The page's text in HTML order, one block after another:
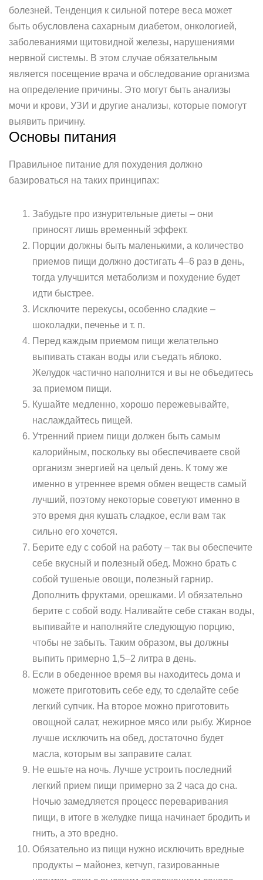
болезней. Тенденция к сильной потере веса может
быть обусловлена сахарным диабетом, онкологией,
заболеваниями щитовидной железы, нарушениями
нервной системы. В этом случае обязательным
является посещение врача и обследование организма
на определение причины. Это могут быть анализы
мочи и крови, УЗИ и другие анализы, которые помогут
выявить причину.
Основы питания
Правильное питание для похудения должно
базироваться на таких принципах:
Забудьте про изнурительные диеты – они
приносят лишь временный эффект.
Порции должны быть маленькими, а количество
приемов пищи должно достигать 4–6 раз в день,
тогда улучшится метаболизм и похудение будет
идти быстрее.
Исключите перекусы, особенно сладкие –
шоколадки, печенье и т. п.
Перед каждым приемом пищи желательно
выпивать стакан воды или съедать яблоко.
Желудок частично наполнится и вы не объедитесь
за приемом пищи.
Кушайте медленно, хорошо пережевывайте,
наслаждайтесь пищей.
Утренний прием пищи должен быть самым
калорийным, поскольку вы обеспечиваете свой
организм энергией на целый день. К тому же
именно в утреннее время обмен веществ самый
лучший, поэтому некоторые советуют именно в
это время дня кушать сладкое, если вам так
сильно его хочется.
Берите еду с собой на работу – так вы обеспечите
себе вкусный и полезный обед. Можно брать с
собой тушеные овощи, полезный гарнир.
Дополнить фруктами, орешками. И обязательно
берите с собой воду. Наливайте себе стакан воды,
выпивайте и наполняйте следующую порцию,
чтобы не забыть. Таким образом, вы должны
выпить примерно 1,5–2 литра в день.
Если в обеденное время вы находитесь дома и
можете приготовить себе еду, то сделайте себе
легкий супчик. На второе можно приготовить
овощной салат, нежирное мясо или рыбу. Жирное
лучше исключить на обед, достаточно будет
масла, которым вы заправите салат.
Не ешьте на ночь. Лучше устроить последний
легкий прием пищи примерно за 2 часа до сна.
Ночью замедляется процесс переваривания
пищи, в итоге в желудке пища начинает бродить и
гнить, а это вредно.
Обязательно из пищи нужно исключить вредные
продукты – майонез, кетчуп, газированные